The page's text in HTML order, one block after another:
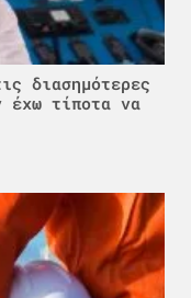
διασημότερες
έχω τίποτα να